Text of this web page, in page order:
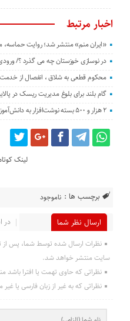
اخبار مرتبط
«ایران منم» منتشر شد؛ روایت
در نوسازی خوزستان چه می گذرد ؟/
محکوم قطعی به شلاق ، انفصال از خدمت
گام بلند برای بلوغ مدیریت ریسک در
۲ هزار و ۵۰۰ بسته نوشت‌افزار به دانش‌آموزان خوزستان رسید
لینک
برچسب ها : ناموجود
ارسال نظر شما
در
نظرات ارسال شده توسط شما، پس از
سایت منتشر خواهد شد.
نظراتی که حاوی تهمت یا افترا باشد
نظراتی که به غیر از زبان فارسی یا